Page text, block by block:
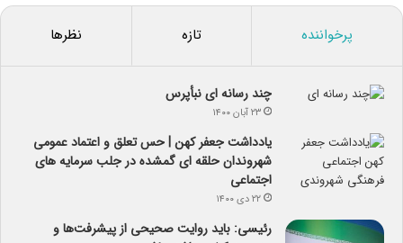
پرخواننده تازه نظرها
چند رسانه ای نبأپرس
۲۳ آبان ۱۴۰۰
یادداشت جعفر کهن | حس تعلق و اعتماد عمومی
شهروندان حلقه ای گمشده در جلب سرمایه های
اجتماعی
۲۲ دی ۱۴۰۰
رئیسی: باید روایت صحیحی از پیشرفت‌ها و